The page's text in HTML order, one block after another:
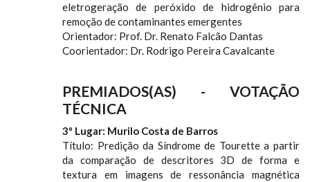
eletrogeração de peróxido de hidrogênio para
remoção de contaminantes emergentes
Orientador: Prof. Dr. Renato Falcão Dantas
Coorientador: Dr. Rodrigo Pereira Cavalcante
PREMIADOS(AS) - VOTAÇÃO
TÉCNICA
3º Lugar: Murilo Costa de Barros
Título: Predição da Síndrome de Tourette a partir
da comparação de descritores 3D de forma e
textura em imagens de ressonância magnética